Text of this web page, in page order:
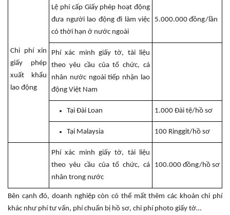
Chi phí xin
giấy phép
xuất khẩu
lao động
Lệ phí cấp Giấy phép hoạt động
đưa người lao động đi làm việc
có thời hạn ở nước ngoài
5.000.000 đồng/lần
Phí xác minh giấy tờ, tài liệu
theo yêu cầu của tổ chức, cá
nhân nước ngoài tiếp nhận lao
động Việt Nam
Tại Đài Loan 1.000 Đài tệ/hồ sơ
Tại Malaysia 100 Ringgit/hồ sơ
Phí xác minh giấy tờ, tài liệu
theo yêu cầu của tổ chức, cá
nhân trong nước
100.000 đồng/hồ sơ
Bên cạnh đó, doanh nghiệp còn có thể mất thêm các khoản chi phí
khác như phí tư vấn, phí chuẩn bị hồ sơ, chi phí photo giấy tờ…